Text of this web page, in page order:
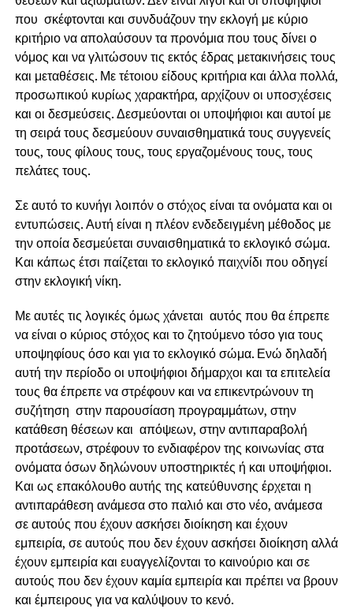
που σκέφτονται και συνδυάζουν την εκλογή με κύριο
κριτήριο να απολαύσουν τα προνόμια που τους δίνει ο
νόμος και να γλιτώσουν τις εκτός έδρας μετακινήσεις τους
και μεταθέσεις. Με τέτοιου είδους κριτήρια και άλλα πολλά,
προσωπικού κυρίως χαρακτήρα, αρχίζουν οι υποσχέσεις
και οι δεσμεύσεις. Δεσμεύονται οι υποψήφιοι και αυτοί με
τη σειρά τους δεσμεύουν συναισθηματικά τους συγγενείς
τους, τους φίλους τους, τους εργαζομένους τους, τους
πελάτες τους.
Σε αυτό το κυνήγι λοιπόν ο στόχος είναι τα ονόματα και οι
εντυπώσεις. Αυτή είναι η πλέον ενδεδειγμένη μέθοδος με
την οποία δεσμεύεται συναισθηματικά το εκλογικό σώμα.
Και κάπως έτσι παίζεται το εκλογικό παιχνίδι που οδηγεί
στην εκλογική νίκη.
Με αυτές τις λογικές όμως χάνεται αυτός που θα έπρεπε
να είναι ο κύριος στόχος και το ζητούμενο τόσο για τους
υποψηφίους όσο και για το εκλογικό σώμα. Ενώ δηλαδή
αυτή την περίοδο οι υποψήφιοι δήμαρχοι και τα επιτελεία
τους θα έπρεπε να στρέφουν και να επικεντρώνουν τη
συζήτηση στην παρουσίαση προγραμμάτων, στην
κατάθεση θέσεων και απόψεων, στην αντιπαραβολή
προτάσεων, στρέφουν το ενδιαφέρον της κοινωνίας στα
ονόματα όσων δηλώνουν υποστηρικτές ή και υποψήφιοι.
Και ως επακόλουθο αυτής της κατεύθυνσης έρχεται η
αντιπαράθεση ανάμεσα στο παλιό και στο νέο, ανάμεσα
σε αυτούς που έχουν ασκήσει διοίκηση και έχουν
εμπειρία, σε αυτούς που δεν έχουν ασκήσει διοίκηση αλλά
έχουν εμπειρία και ευαγγελίζονται το καινούριο και σε
αυτούς που δεν έχουν καμία εμπειρία και πρέπει να βρουν
και έμπειρους για να καλύψουν το κενό.